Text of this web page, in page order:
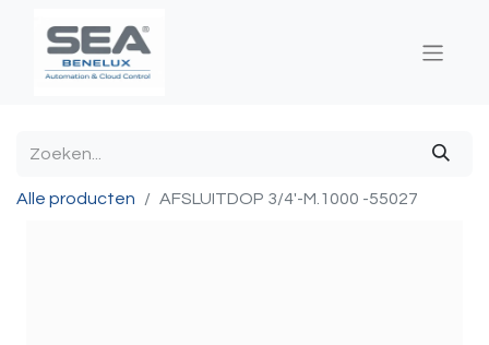
Alle producten AFSLUITDOP 3/4'-M.1000 -55027